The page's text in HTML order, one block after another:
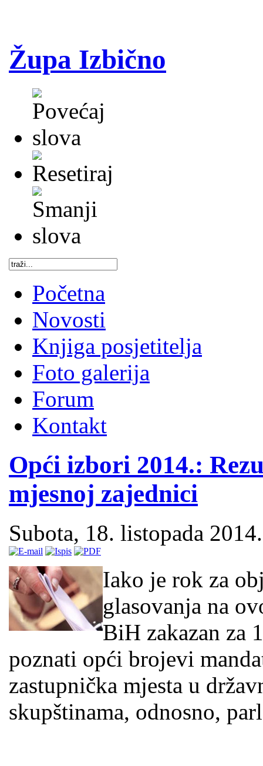
Župa Izbično
Početna
Novosti
Knjiga posjetitelja
Foto galerija
Forum
Kontakt
Opći izbori 2014.:
mjesnoj zajednici
Subota, 18. listopada 2014.
Iako je rok za
glasovanja na
BiH zakazan za
poznati opći brojevi
zastupnička mjesta u
skupštinama, odnosno,